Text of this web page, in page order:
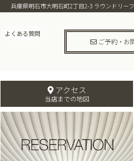
兵庫県明石市大明石町2丁目2-3 ラウンドリー
よくある質問
ご予約・お
アクセス
当店までの地図